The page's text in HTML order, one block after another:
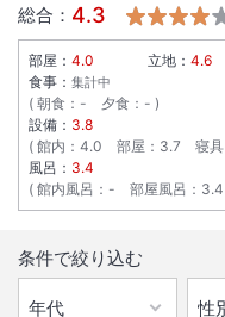
総合： 4.3
部屋： 4.0 立地： 4.6
食事： 集計中
朝食 ： - 夕食 ： -
設備： 3.8
館内 ： 4.0 部屋 ： 3.7 寝具
風呂： 3.4
館内風呂 ： - 部屋風呂 ： 3.4
条件で絞り込む